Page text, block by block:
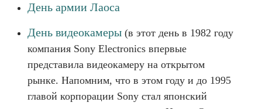
День армии Лаоса
День видеокамеры (в этот день в 1982 году
компания Sony Electronics впервые
представила видеокамеру на открытом
рынке. Напомним, что в этом году и до 1995
главой корпорации Sony стал японский